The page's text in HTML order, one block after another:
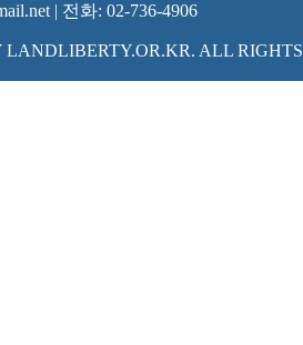
| 전화: 02-736-4906
LANDLIBERTY.OR.KR. ALL RIGHTS